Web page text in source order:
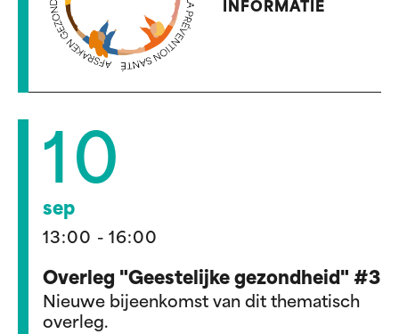
INFORMATIE
10
sep
13:00 - 16:00
Overleg "Geestelijke gezondheid" #3
Nieuwe bijeenkomst van dit thematisch
overleg.